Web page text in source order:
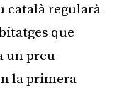
català regularà
que
un preu
la primera